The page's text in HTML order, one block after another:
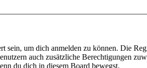
sein, um dich anmelden zu können. Die
auch zusätzliche Berechtigungen
du dich in diesem Board bewegst.